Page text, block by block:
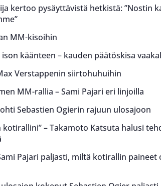
kertoo pysäyttävistä hetkistä: ”Nostin
MM-kisoihin
käänteen – kauden päätöskisa
Verstappenin siirtohuhuihin
MM-rallia – Sami Pajari eri linjoilla
Sebastien Ogierin rajuun ulosajoon
– Takamoto Katsuta halusi
Pajari paljasti, miltä kotirallin paineet